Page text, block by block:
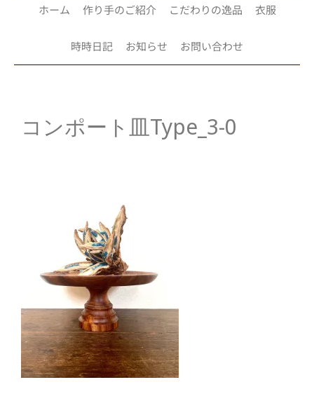
ホーム 作り手のご紹介 こだわりの逸品 衣服
時時日記 お知らせ お問い合わせ
コンポート皿Type_3-0